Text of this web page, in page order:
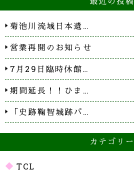
菊池川流域日本遺…
営業再開のお知らせ
7月29日臨時休館…
期間延長！！ひま…
「史跡鞠智城跡パ…
カテゴリー
TCL